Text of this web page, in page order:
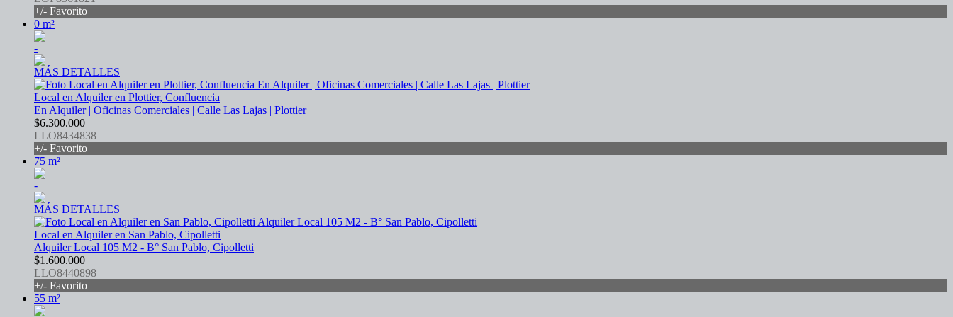
+/- Favorito
0 m²
-
MÁS DETALLES
Local en Alquiler en Plottier, Confluencia
En Alquiler | Oficinas Comerciales | Calle Las Lajas | Plottier
$6.300.000
LLO8434838
+/- Favorito
75 m²
-
MÁS DETALLES
Local en Alquiler en San Pablo, Cipolletti
Alquiler Local 105 M2 - B° San Pablo, Cipolletti
$1.600.000
LLO8440898
+/- Favorito
55 m²